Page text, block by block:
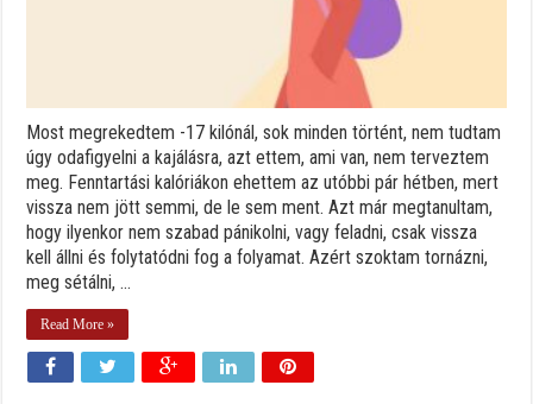
Most megrekedtem -17 kilónál, sok minden történt, nem tudtam
úgy odafigyelni a kajálásra, azt ettem, ami van, nem terveztem
meg. Fenntartási kalóriákon ehettem az utóbbi pár hétben, mert
vissza nem jött semmi, de le sem ment. Azt már megtanultam,
hogy ilyenkor nem szabad pánikolni, vagy feladni, csak vissza
kell állni és folytatódni fog a folyamat. Azért szoktam tornázni,
meg sétálni, ...
Read More »